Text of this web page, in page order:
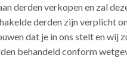
derden verkopen en zal
derden zijn verplicht
dat je in ons stelt en wij
behandeld conform